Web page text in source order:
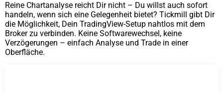
Reine Chartanalyse reicht Dir nicht – Du willst auch sofort
handeln, wenn sich eine Gelegenheit bietet? Tickmill gibt Dir
die Möglichkeit, Dein TradingView-Setup nahtlos mit dem
Broker zu verbinden. Keine Softwarewechsel, keine
Verzögerungen – einfach Analyse und Trade in einer
Oberfläche.